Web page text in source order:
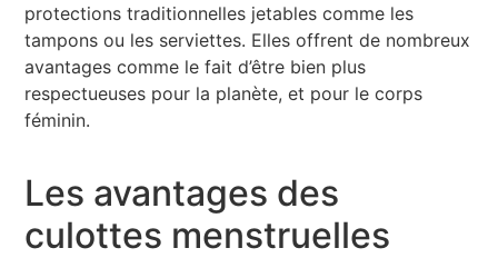
protections traditionnelles jetables comme les
tampons ou les serviettes. Elles offrent de nombreux
avantages comme le fait d’être bien plus
respectueuses pour la planète, et pour le corps
féminin.
Les avantages des
culottes menstruelles